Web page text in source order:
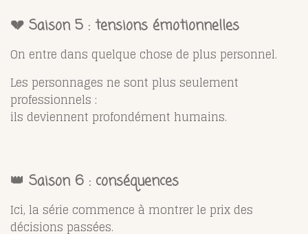
💔 Saison 5 : tensions émotionnelles
On entre dans quelque chose de plus personnel.
Les personnages ne sont plus seulement
professionnels :
ils deviennent profondément humains.
👑 Saison 6 : conséquences
Ici, la série commence à montrer le prix des
décisions passées.